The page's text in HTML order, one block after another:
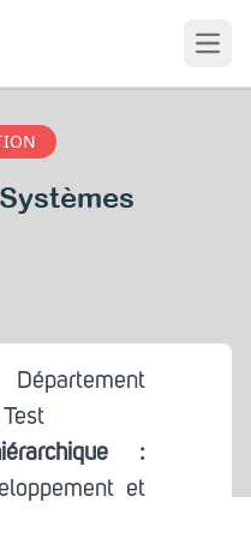
:
et